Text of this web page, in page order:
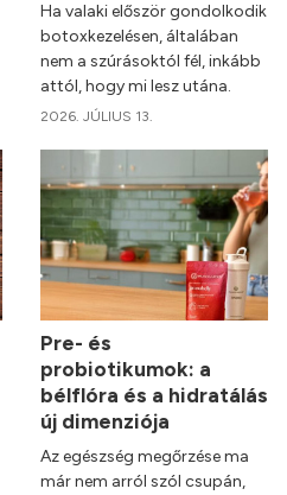
Ha valaki először gondolkodik
botoxkezelésen, általában
nem a szúrásoktól fél, inkább
attól, hogy mi lesz utána.
2026. JÚLIUS 13.
Pre- és
probiotikumok: a
bélflóra és a hidratálás
új dimenziója
Az egészség megőrzése ma
már nem arról szól csupán,